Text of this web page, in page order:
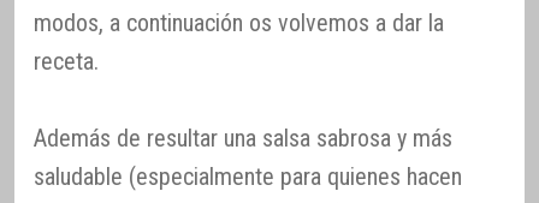
modos, a continuación os volvemos a dar la
receta.
Además de resultar una salsa sabrosa y más
saludable (especialmente para quienes hacen